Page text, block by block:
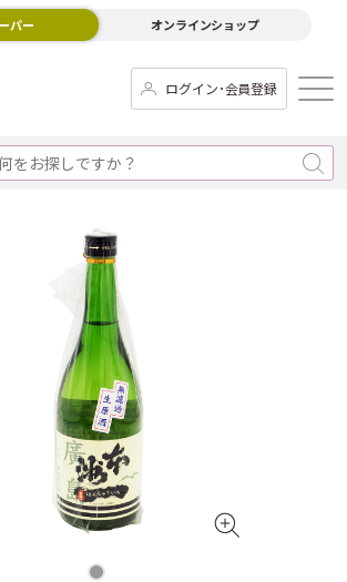
パー オンラインショップ
ログイン･会員登録